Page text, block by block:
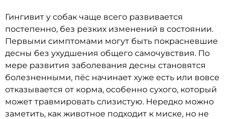
Гингивит у собак чаще всего развивается
постепенно, без резких изменений в состоянии.
Первыми симптомами могут быть покрасневшие
десны без ухудшения общего самочувствия. По
мере развития заболевания десны становятся
болезненными, пёс начинает хуже есть или вовсе
отказывается от корма, особенно сухого, который
может травмировать слизистую. Нередко можно
заметить, как животное подходит к миске, но не